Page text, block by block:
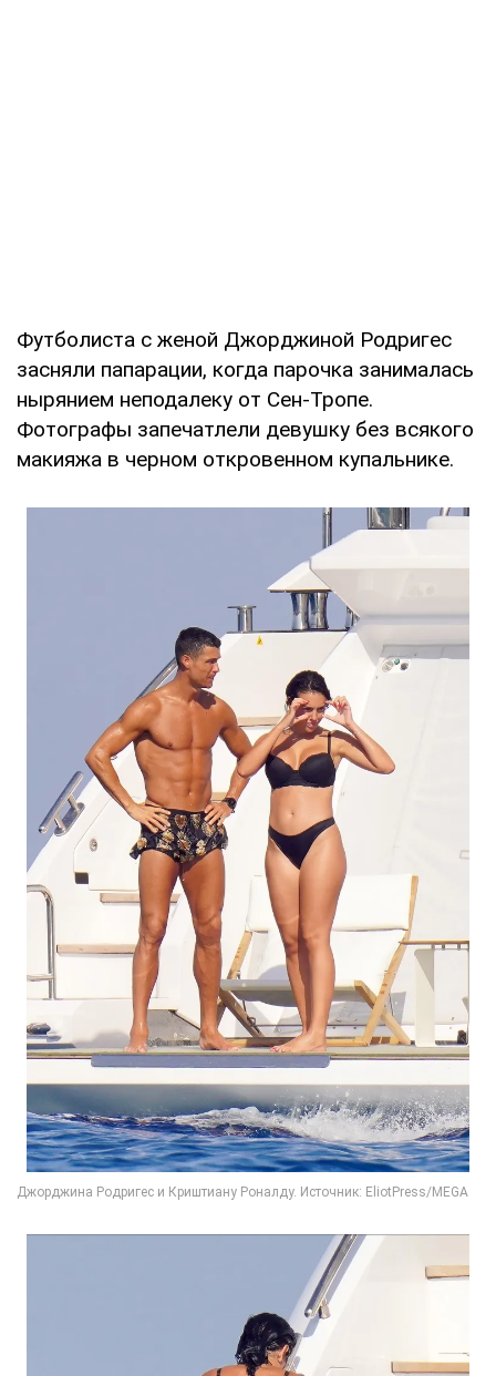
Футболиста с женой Джорджиной Родригес
засняли папарации, когда парочка занималась
нырянием неподалеку от Сен-Тропе.
Фотографы запечатлели девушку без всякого
макияжа в черном откровенном купальнике.